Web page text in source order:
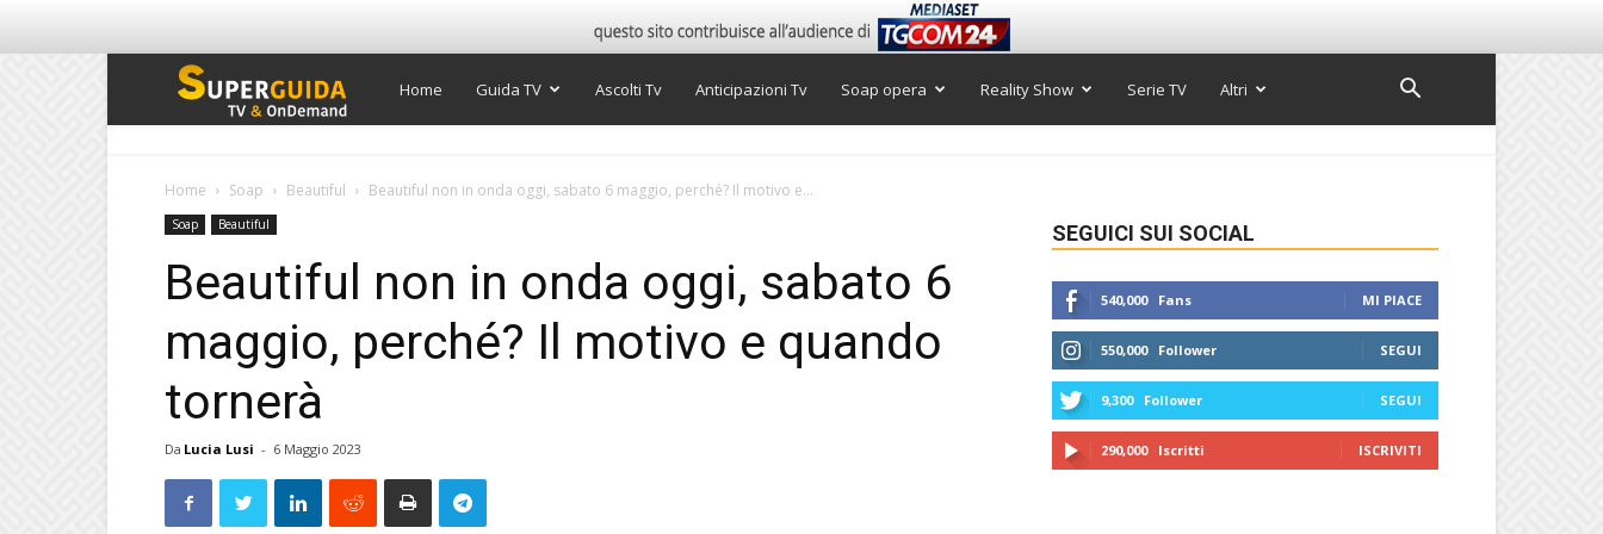
Super
Home Guida TV Ascolti Tv Anticipazioni Tv Soap opera Reality Show Serie TV Altri
Home Soap Beautiful Beautiful non in onda oggi, sabato 6 maggio, perché? Il motivo e...
Soap Beautiful
Beautiful non in onda oggi, sabato 6
maggio, perché? Il motivo e quando
tornerà
Da Lucia Lusi - 6 Maggio 2023
SEGUICI SUI SOCIAL
540,000 Fans MI PIACE
550,000 Follower SEGUI
9,300 Follower SEGUI
290,000 Iscritti ISCRIVITI